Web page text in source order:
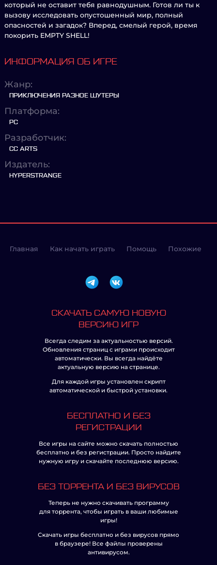
который не оставит тебя равнодушным. Готов ли ты к
вызову исследовать опустошенный мир, полный
опасностей и загадок? Вперед, смелый герой, время
покорить EMPTY SHELL!
ИНФОРМАЦИЯ ОБ ИГРЕ
Жанр:
ПРИКЛЮЧЕНИЯ РАЗНОЕ ШУТЕРЫ
Платформа:
PC
Разработчик:
CC ARTS
Издатель:
HYPERSTRANGE
Главная Как начать играть Помощь Похожие
СКАЧАТЬ САМУЮ НОВУЮ
ВЕРСИЮ ИГР
Всегда следим за актуальностью версий.
Обновления страниц с играми происходит
автоматически. Вы всегда найдёте
актуальную версию на странице.
Для каждой игры установлен скрипт
автоматической и быстрой установки.
БЕСПЛАТНО И БЕЗ
РЕГИСТРАЦИИ
Все игры на сайте можно скачать полностью
бесплатно и без регистрации. Просто найдите
нужную игру и скачайте последнюю версию.
БЕЗ ТОРРЕНТА И БЕЗ ВИРУСОВ
Теперь не нужно скачивать программу
для торрента, чтобы играть в ваши любимые
игры!
Скачать игры бесплатно и без вирусов прямо
в браузере! Все файлы проверены
антивирусом.